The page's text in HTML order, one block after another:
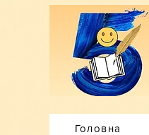
Головна